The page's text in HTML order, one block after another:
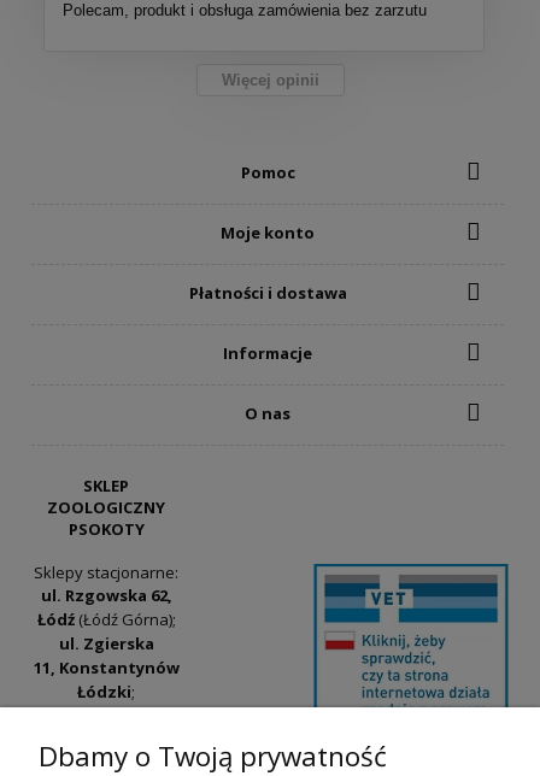
Polecam, produkt i obsługa zamówienia bez zarzutu
Więcej opinii
Pomoc
Moje konto
Płatności i dostawa
Informacje
O nas
SKLEP
ZOOLOGICZNY
PSOKOTY
Sklepy stacjonarne:
ul. Rzgowska 62,
Łódź(Łódź Górna);
ul. Zgierska
11, Konstantynów
Łódzki;
Widzew).
Dbamy o Twoją prywatność